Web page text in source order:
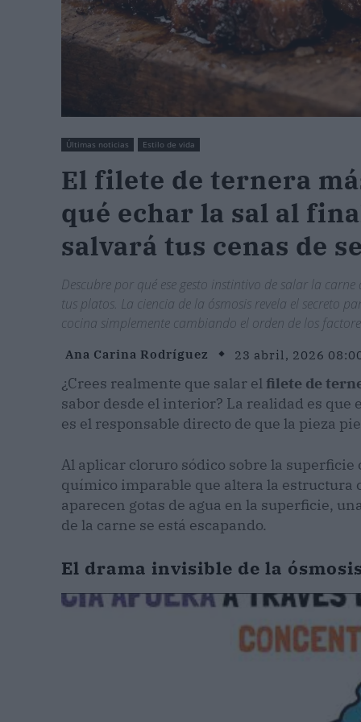
Últimas noticias Estilo de vida
El filete de ternera
qué echar la sal al
salvará tus cenas de
Descubre por qué ese gesto instintivo de salar la
tus platos. La ciencia de la ósmosis revela el secreto
cocina simplemente cambiando el orden de los
Ana Carina Rodríguez 23 abril, 2026
¿Crees realmente que salar el filete de
sabor desde el interior? La realidad es que
es el responsable directo de que la pieza
Al aplicar cloruro sódico sobre la
químico imparable que altera la estructura
aparecen gotas de agua en la superficie,
de la carne se está escapando.
El drama invisible de la